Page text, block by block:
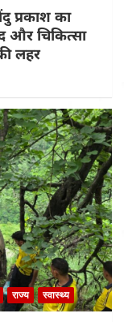
प्रकाश का
और चिकित्सा
लहर
राज्य स्वास्थ्य